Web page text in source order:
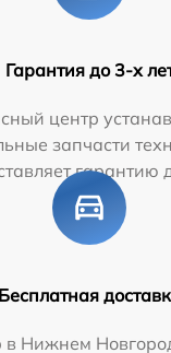
Гарантия до 3-х
центр
запчасти
гарантию
Бесплатная
Нижнем